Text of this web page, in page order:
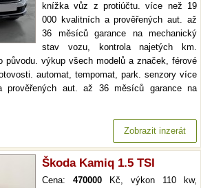
knížka vůz z protiúčtu. více než 19
000 kvalitních a prověřených aut. až
36 měsíců garance na mechanický
stav vozu, kontrola najetých km.
původu. výkup všech modelů a značek, férové
automat, tempomat, park. senzory více
aut. až 36 měsíců garance na
Zobrazit inzerát
Škoda Kamiq 1.5 TSI
Cena: 470000 Kč, výkon 110 kw,